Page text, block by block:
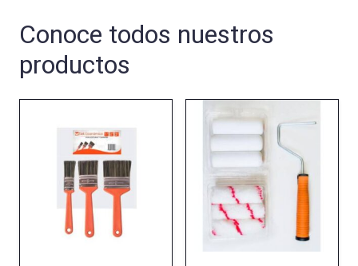
Conoce todos nuestros
productos